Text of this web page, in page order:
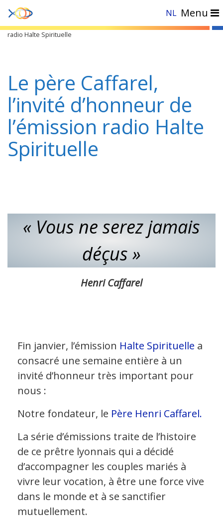
NL Menu
radio Halte Spirituelle
Le père Caffarel,
l’invité d’honneur de
l’émission radio Halte
Spirituelle
« Vous ne serez jamais
déçus »
Henri Caffarel
Fin janvier, l’émission Halte Spirituelle a
consacré une semaine entière à un
invité d’honneur très important pour
nous :
Notre fondateur, le Père Henri Caffarel.
La série d’émissions traite de l’histoire
de ce prêtre lyonnais qui a décidé
d’accompagner les couples mariés à
vivre leur vocation, à être une force vive
dans le monde et à se sanctifier
mutuellement.